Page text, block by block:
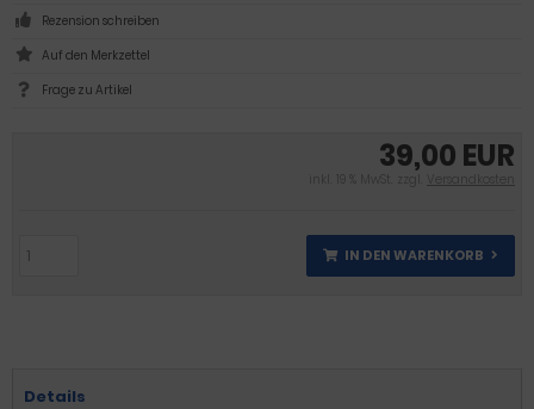
39,00 EUR
inkl. 19 % MwSt. zzgl. Versandkosten
IN DEN WARENKORB
Rezension schreiben
Frage zu Artikel
Details